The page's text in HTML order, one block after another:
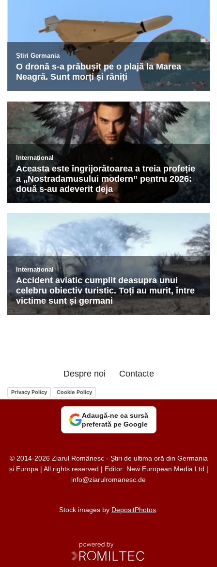
Despre noi Contacte
Privacy Policy Cookie Policy
Adaugă-ne ca sursă
preferată pe Google
© 2014-2026 Ziarul Românesc - Știri de ultima oră din Germania
și Europa | All rights reserved | Editor: New European Media Ltd |
info@ziarulromanesc.de
Stock images by DepositPhotos